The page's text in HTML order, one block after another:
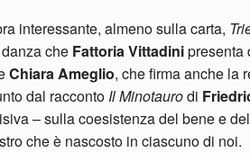
interessante, almeno sulla carta,
che Fattoria Vittadinipresenta
Chiara Ameglio, che firma anche la
dal racconto Il Minotaurodi
– sulla coesistenza del bene e
che è nascosto in ciascuno di noi.